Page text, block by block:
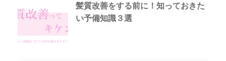
髪質改善をする前に！知っておきた
い予備知識３選